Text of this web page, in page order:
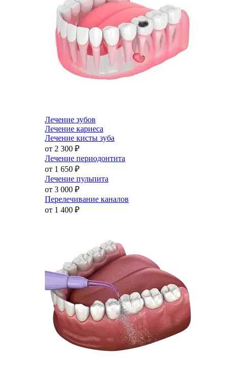
Лечение зубов
Лечение кариеса
Лечение кисты зуба
от 2 300 ₽
Лечение периодонтита
от 1 650 ₽
Лечение пульпита
от 3 000 ₽
Перелечивание каналов
от 1 400 ₽